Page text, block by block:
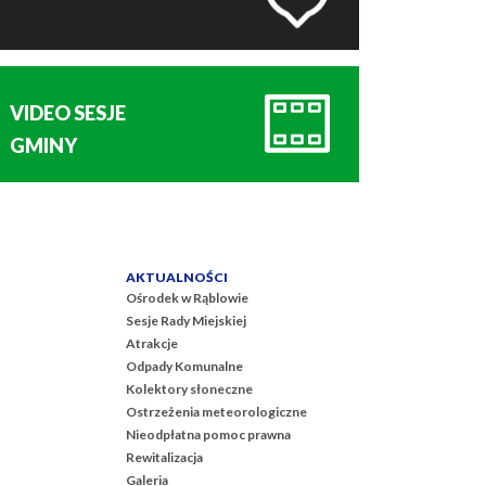
VIDEO SESJE
GMINY
AKTUALNOŚCI
Ośrodek w Rąblowie
Sesje Rady Miejskiej
Atrakcje
Odpady Komunalne
Kolektory słoneczne
Ostrzeżenia meteorologiczne
Nieodpłatna pomoc prawna
Rewitalizacja
Galeria